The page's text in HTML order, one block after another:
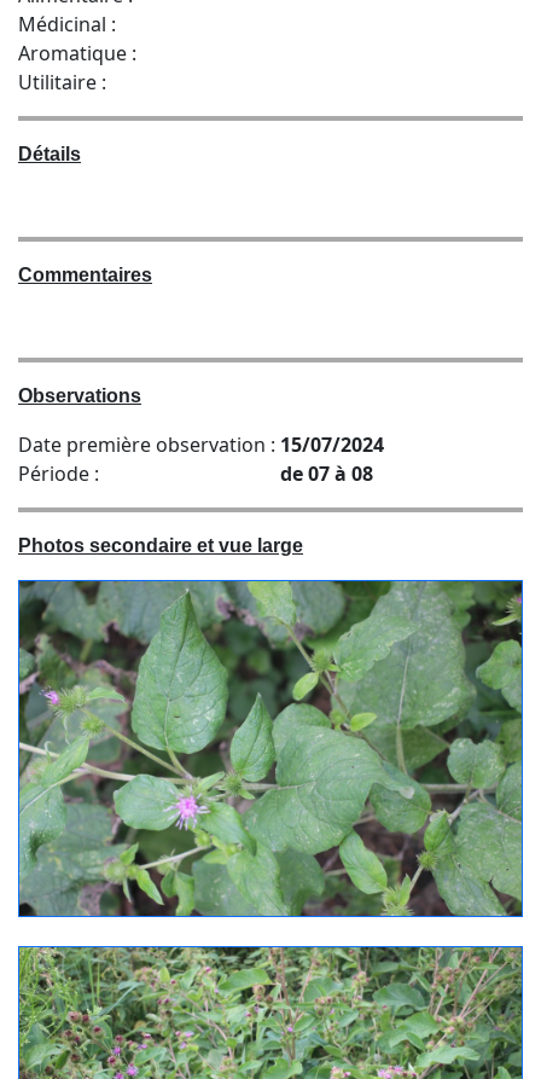
Médicinal :
Aromatique :
Utilitaire :
Détails
Commentaires
Observations
Date première observation : 15/07/2024
Période :
de 07 à 08
Photos secondaire et vue large